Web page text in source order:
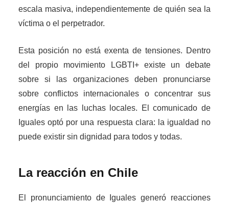
escala masiva, independientemente de quién sea la
víctima o el perpetrador.
Esta posición no está exenta de tensiones. Dentro
del propio movimiento LGBTI+ existe un debate
sobre si las organizaciones deben pronunciarse
sobre conflictos internacionales o concentrar sus
energías en las luchas locales. El comunicado de
Iguales optó por una respuesta clara: la igualdad no
puede existir sin dignidad para todos y todas.
La reacción en Chile
El pronunciamiento de Iguales generó reacciones